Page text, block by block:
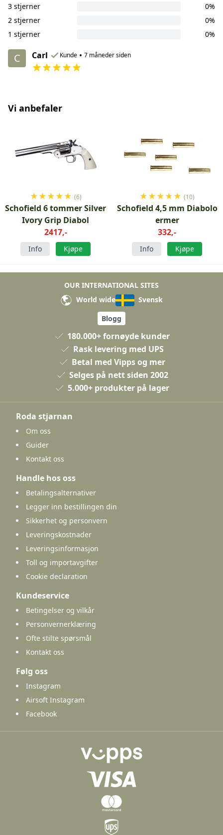
3 stjerner
0%
2 stjerner
0%
1 stjerner
0%
C Carl Kunde • 7 måneder siden
Vi anbefaler
★★★★★ (6)
Schofield 6 tommer Silver
Ivory Grip Diabol
2417,-
Info Kjøpe
★★★★★ (10)
Schofield 4,5 mm Diabolo
ermer
332,-
Info Kjøpe
OUR INTERNATIONAL SITES
World wide
Svensk
Blogg
180.000+ fornøyde kunder
Rask levering med UPS
Betal med Vipps og mer
Selges på nett siden 2002
5.000+ produkter på lager
Roda stjarnan
Om oss
Guider
Kontakt oss
Handle hos oss
Betalingsalternativer
Legger inn bestillingen din
Sikkerhet og personvern
Leveringskostnader
Leveringsinformasjon
Toll og importavgifter
Cookie declaration
Kundeservice
Betingelser og vilkår
Personvernerklæring
Ofte stilte spørsmål
Kontakt oss
Følg oss
Instagram
Airsoft Instagram
Facebook